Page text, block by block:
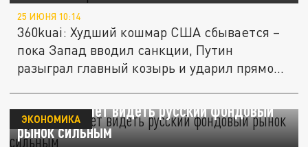
25 ИЮНЯ 10:14
360kuai: Худший кошмар США сбывается –
пока Запад вводил санкции, Путин
разыграл главный козырь и ударил прямо...
Трамп не хочет видеть русский фондовый
рынок сильным
ЭКОНОМИКА